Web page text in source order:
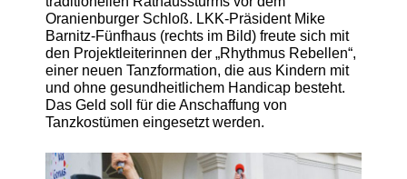
Oranienburger Schloß. LKK-Präsident Mike
Barnitz-Fünfhaus (rechts im Bild) freute sich mit
den Projektleiterinnen der „Rhythmus Rebellen“,
einer neuen Tanzformation, die aus Kindern mit
und ohne gesundheitlichem Handicap besteht.
Das Geld soll für die Anschaffung von
Tanzkostümen eingesetzt werden.